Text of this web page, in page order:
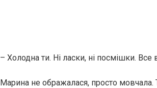
– Холодна ти. Ні ласки, ні посмішки. Все
Марина не ображалася, просто мовчала.